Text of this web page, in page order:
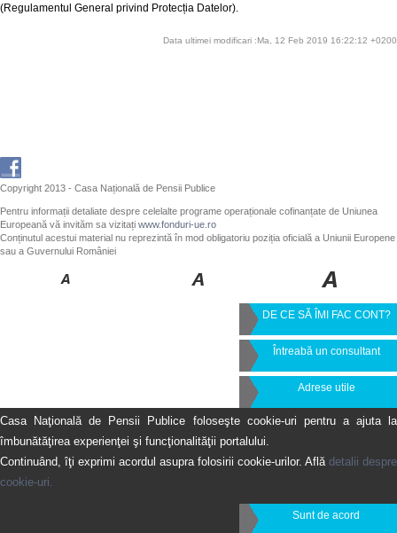
(Regulamentul General privind Protecția Datelor).
Data ultimei modificari :Ma, 12 Feb 2019 16:22:12 +0200
Copyright 2013 - Casa Națională de Pensii Publice
Pentru informații detaliate despre celelalte programe operaționale cofinanțate de Uniunea
Europeană vă invităm sa vizitați www.fonduri-ue.ro
Conținutul acestui material nu reprezintă în mod obligatoriu poziția oficială a Uniunii Europene
sau a Guvernului României
DE CE SĂ ÎMI FAC CONT?
Întreabă un consultant
Adrese utile
Casa Naţională de Pensii Publice foloseşte cookie-uri pentru a ajuta la
îmbunătăţirea experienţei şi funcţionalităţii portalului.
Continuând, îţi exprimi acordul asupra folosirii cookie-urilor. Află detalii despre
cookie-uri.
Sunt de acord